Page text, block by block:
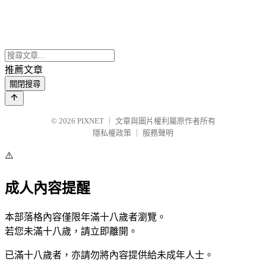
推薦文章
關閉搜尋
© 2026 PIXNET
文章與圖片權利屬原作者所有
隱私權政策
服務聲明
⚠️
成人內容提醒
本部落格內容僅限年滿十八歲者瀏覽。
若您未滿十八歲，請立即離開。
已滿十八歲者，亦請勿將內容提供給未成年人士。